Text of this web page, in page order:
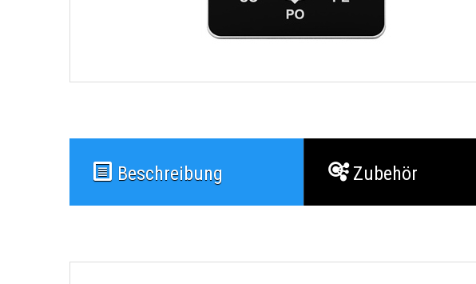
Beschreibung Zubehör